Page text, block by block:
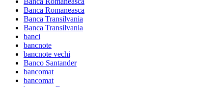
Banca Romaneasca
Banca Transilvania
Banca Transilvania
banci
bancnote
bancnote vechi
Banco Santander
bancomat
bancomat